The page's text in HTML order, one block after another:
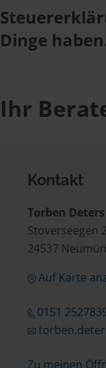
Dinge
Ihr
Kontakt
Torben Deters
Stoverseegen
24537
Auf Karte
0151
Zu meinen